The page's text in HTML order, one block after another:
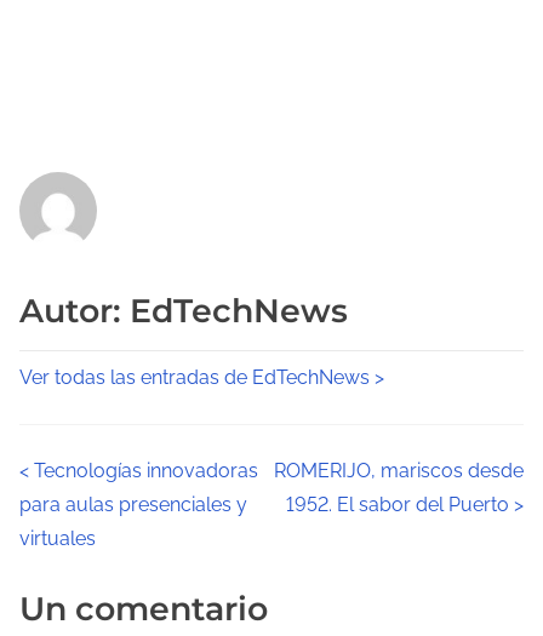
Autor: EdTechNews
Ver todas las entradas de EdTechNews >
N
a
e
< Tecnologías innovadoras
para aulas presenciales y
virtuales
ROMERIJO, mariscos desde
1952. El sabor del Puerto >
Un comentario